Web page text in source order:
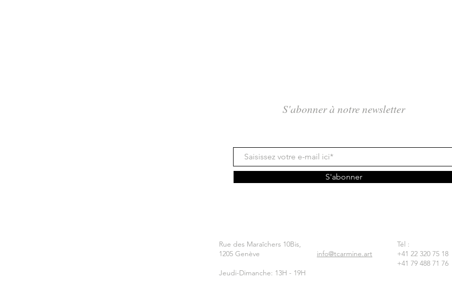
S'abonner à notre newsletter
S'abonner
Rue des Maraîchers 10Bis,
1205 Genève
Jeudi-Dimanche: 13H - 19H
Tél :
+41 22 320 75 18
+41 79 488 71 76
info@tcarmine.art